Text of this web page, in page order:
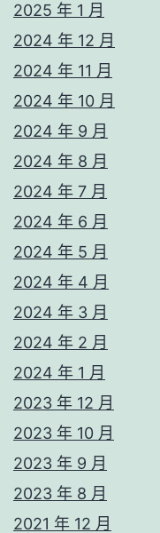
2025 年 1 月
2024 年 12 月
2024 年 11 月
2024 年 10 月
2024 年 9 月
2024 年 8 月
2024 年 7 月
2024 年 6 月
2024 年 5 月
2024 年 4 月
2024 年 3 月
2024 年 2 月
2024 年 1 月
2023 年 12 月
2023 年 10 月
2023 年 9 月
2023 年 8 月
2021 年 12 月